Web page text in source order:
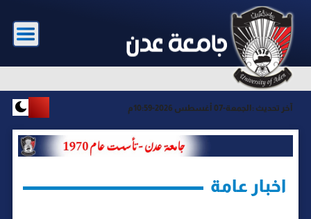
آخر تحديث : الجمعة-07 أغسطس 2026-10:59م
اخبار عامة